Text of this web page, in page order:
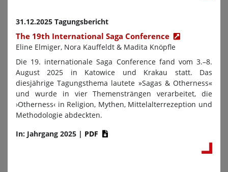
31.12.2025 Tagungsbericht
The 19th International Saga Conference
Eline Elmiger, Nora Kauffeldt & Madita Knöpfle
Die 19. internationale Saga Conference fand vom 3.–8.
August 2025 in Katowice und Krakau statt. Das
diesjährige Tagungsthema lautete »Sagas & Otherness«
und wurde in vier Themensträngen verarbeitet, die
›Otherness‹ in Religion, Mythen, Mittelalterrezeption und
Methodologie abdeckten.
In: Jahrgang 2025 | PDF